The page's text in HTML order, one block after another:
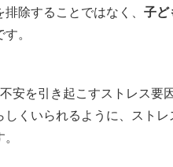
除することではなく、 子ど
。
安を引き起こすストレス要
くいられるように、スト